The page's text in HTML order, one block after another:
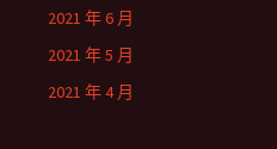
2021 年 6 月
2021 年 5 月
2021 年 4 月